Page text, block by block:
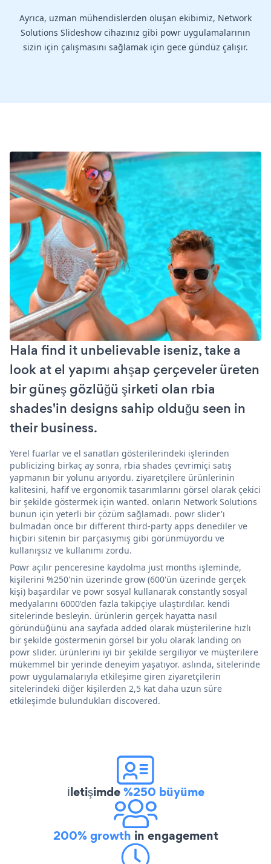
Ayrıca, uzman mühendislerden oluşan ekibimiz, Network
Solutions Slideshow cihazınız gibi powr uygulamalarının
sizin için çalışmasını sağlamak için gece gündüz çalışır.
Hala find it unbelievable iseniz, take a
look at el yapımı ahşap çerçeveler üreten
bir güneş gözlüğü şirketi olan rbia
shades'in designs sahip olduğu seen in
their business.
Yerel fuarlar ve el sanatları gösterilerindeki işlerinden
publicizing birkaç ay sonra, rbia shades çevrimiçi satış
yapmanın bir yolunu arıyordu. ziyaretçilere ürünlerinin
kalitesini, hafif ve ergonomik tasarımlarını görsel olarak çekici
bir şekilde göstermek için wanted. onların Network Solutions
bunun için yeterli bir çözüm sağlamadı. powr slider'ı
bulmadan önce bir different third-party apps denediler ve
hiçbiri sitenin bir parçasıymış gibi görünmüyordu ve
kullanışsız ve kullanımı zordu.
Powr açılır penceresine kaydolma just months işleminde,
kişilerini %250'nin üzerinde grow (600'ün üzerinde gerçek
kişi) başardılar ve powr sosyal kullanarak constantly sosyal
medyalarını 6000'den fazla takipçiye ulaştırdılar. kendi
sitelerinde besleyin. ürünlerin gerçek hayatta nasıl
göründüğünü ana sayfada added olarak müşterilerine hızlı
bir şekilde göstermenin görsel bir yolu olarak landing on
powr slider. ürünlerini iyi bir şekilde sergiliyor ve müşterilere
mükemmel bir yerinde deneyim yaşatıyor. aslında, sitelerinde
powr uygulamalarıyla etkileşime giren ziyaretçilerin
sitelerindeki diğer kişilerden 2,5 kat daha uzun süre
etkileşimde bulundukları discovered.
İletişimde%250 büyüme
200% growth in engagement